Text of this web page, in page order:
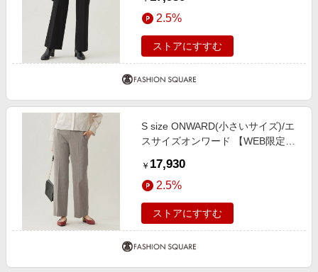
ギャバストレート パンツ [WEB限
定]ブラック 32
2.5%
ストアにすすむ
S size ONWARD(小さいサイズ)/エ
スサイズオンワード 【WEB限定カ
ギャバストレート パンツ モカ 34
￥ 17,930
2.5%
ストアにすすむ